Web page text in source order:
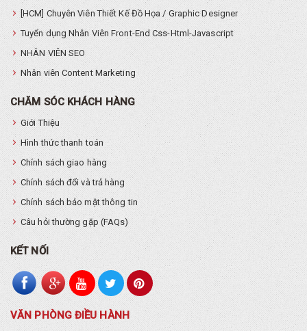
[HCM] Chuyên Viên Thiết Kế Đồ Họa / Graphic Designer
Tuyển dụng Nhân Viên Front-End Css-Html-Javascript
NHÂN VIÊN SEO
Nhân viên Content Marketing
CHĂM SÓC KHÁCH HÀNG
Giới Thiệu
Hình thức thanh toán
Chính sách giao hàng
Chính sách đổi và trả hàng
Chính sách bảo mật thông tin
Câu hỏi thường gặp (FAQs)
KẾT NỐI
VĂN PHÒNG ĐIỀU HÀNH